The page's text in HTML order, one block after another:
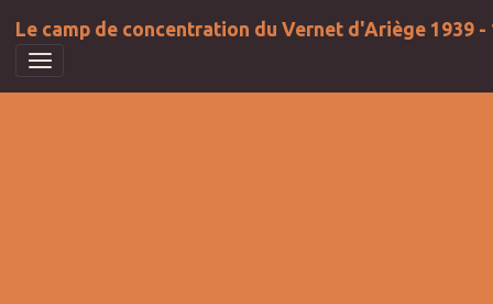
Le camp de concentration du Vernet d'Ariège 1939 -